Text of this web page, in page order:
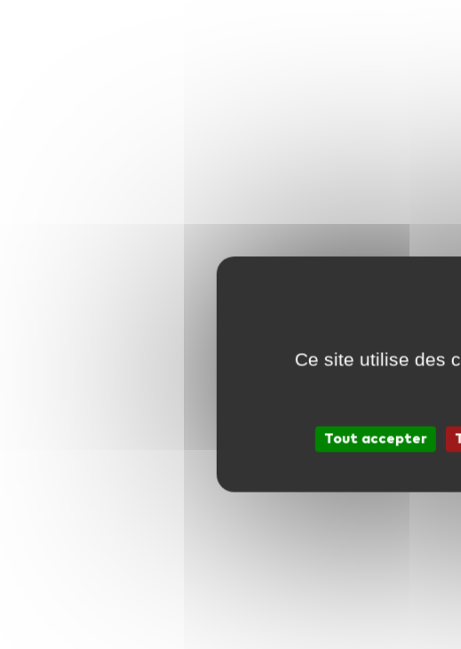
Ce site utilise des
Tout accepter